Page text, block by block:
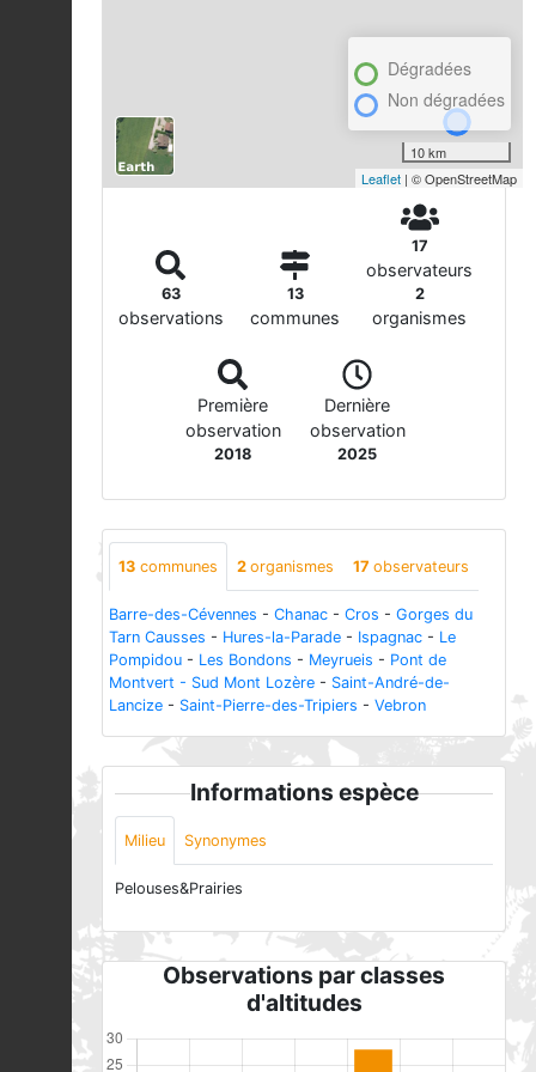
Dégradées
Non dégradées
10 km
Leaflet | © OpenStreetMap
63
observations
13
communes
17
observateurs
2
organismes
Première
observation
2018
Dernière
observation
2025
13 communes 2 organismes 17 observateurs
Barre-des-Cévennes - Chanac - Cros - Gorges du
Tarn Causses - Hures-la-Parade - Ispagnac - Le
Pompidou - Les Bondons - Meyrueis - Pont de
Montvert - Sud Mont Lozère - Saint-André-de-
Lancize - Saint-Pierre-des-Tripiers - Vebron
Informations espèce
Milieu Synonymes
Pelouses&Prairies
Observations par classes
d'altitudes